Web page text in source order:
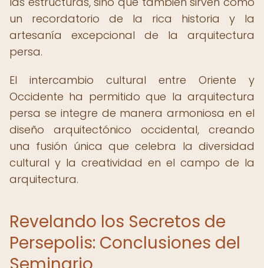
un recordatorio de la rica historia y la
artesanía excepcional de la arquitectura
persa.
El intercambio cultural entre Oriente y
Occidente ha permitido que la arquitectura
persa se integre de manera armoniosa en el
diseño arquitectónico occidental, creando
una fusión única que celebra la diversidad
cultural y la creatividad en el campo de la
arquitectura.
Revelando los Secretos de
Persepolis: Conclusiones del